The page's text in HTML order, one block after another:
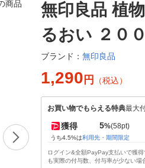
無印良品 植
るおい ２０
ブランド： 無印良品
1,290 円 （税込）
お買い物でもらえる特典最大
獲得 5%(58pt)
うち4.5%は利用先・期間限定
ログイン&全額PayPay支払いで獲
も実際の付与数、付与率が少ない場